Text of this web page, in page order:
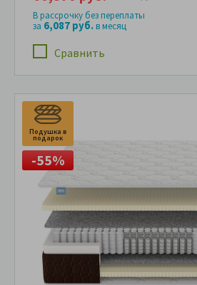
Сравнить
В рассрочку без переплаты
за 6,087 руб.в месяц
Подушка в
подарок
-55%